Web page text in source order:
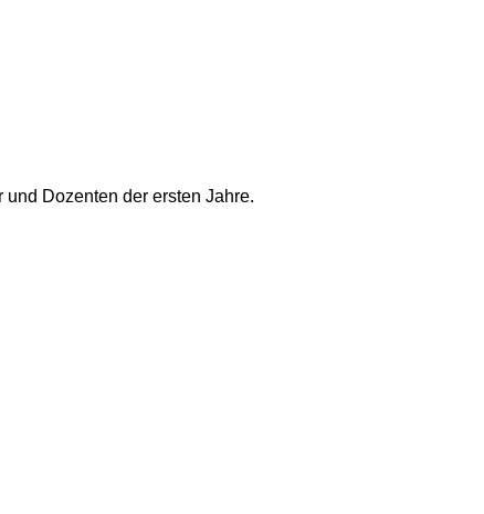
Dozenten der ersten Jahre.